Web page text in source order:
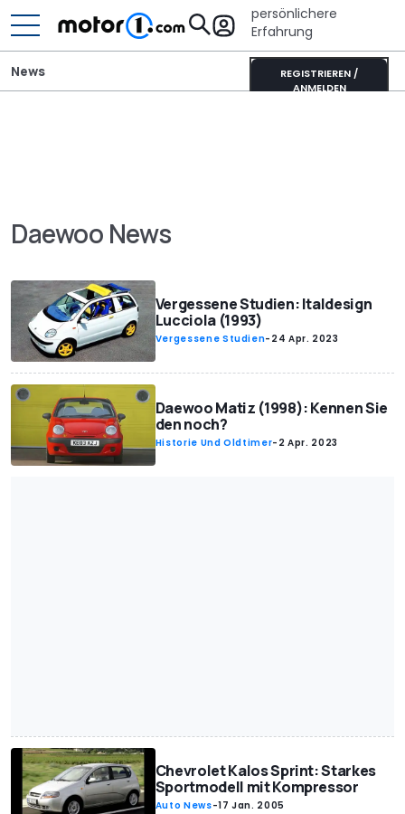
persönlichere
Erfahrung
REGISTRIEREN /
ANMELDEN
News
Daewoo News
Vergessene Studien: Italdesign
Lucciola (1993)
Vergessene Studien- 24 Apr. 2023
Daewoo Matiz (1998): Kennen Sie
den noch?
Historie Und Oldtimer- 2 Apr. 2023
Chevrolet Kalos Sprint: Starkes
Sportmodell mit Kompressor
Auto News-17 Jan. 2005